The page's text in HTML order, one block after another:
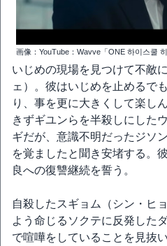
画像：YouTube：Wavve「ONE 하이스쿨
いじめの現場を見つけて不敵
ェ）。彼はいじめを止めるで
り、事を更に大きくして楽し
きずギユンらを半殺しにした
ギだが、意識不明だったジソ
を覚ましたと聞き安堵する。
良への復讐継続を誓う。
自殺したスギョム（シン・ヒ
よう命じるソクテに反発した
で喧嘩をしていることを見抜